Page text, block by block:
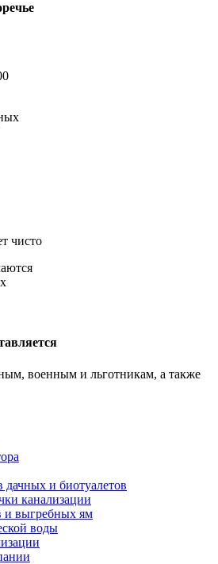
чисто
военным и льготникам, а также
дачных и биотуалетов
канализации
и выгребных ям
воды